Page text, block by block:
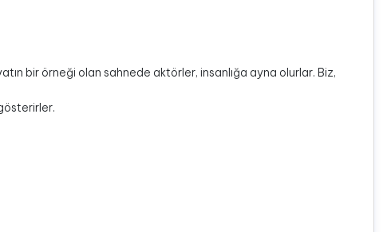
bir örneği olan sahnede aktörler, insanlığa ayna olurlar. Biz,